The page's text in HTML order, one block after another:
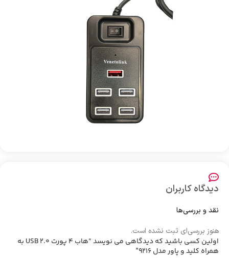
دیدگاه کاربران
نقد و بررسی‌ها
هنوز بررسی‌ای ثبت نشده است.
اولین کسی باشید که دیدگاهی می نویسد “هاب 4 پورت USB 2.0 به
همراه کلید و پاور مدل 9216”